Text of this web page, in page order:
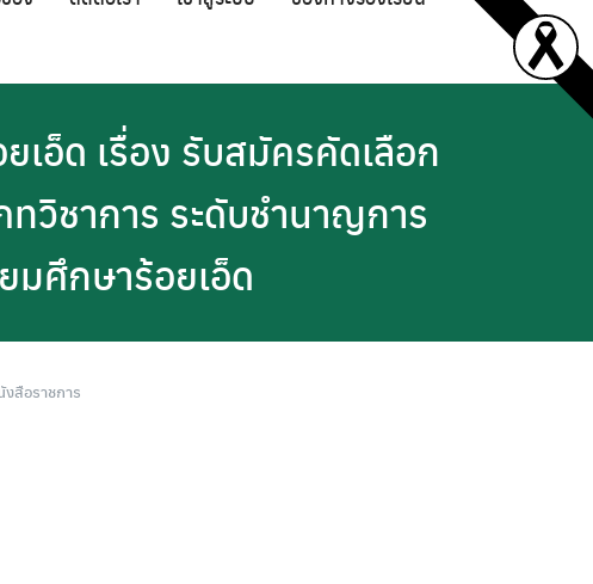
อ็ด เรื่อง รับสมัครคัดเลือก
ทวิชาการ ระดับชำนาญการ
ศึกษาร้อยเอ็ด
งสือราชการ